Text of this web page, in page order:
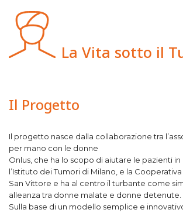
La Vita sotto il
Il Progetto
Il progetto nasce dalla collaborazione tra
per mano con le donne
Onlus, che ha lo scopo di aiutare le pazienti in
l’Istituto dei Tumori di Milano, e la
San Vittore e ha al centro il turbante come
alleanza tra donne malate e donne detenute.
Sulla base di un modello semplice e